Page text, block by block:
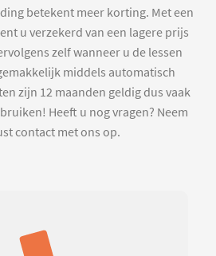
betekent meer korting. Met een
u verzekerd van een lagere prijs
zelf wanneer u de lessen
middels automatisch
zijn 12 maanden geldig dus vaak
Heeft u nog vragen? Neem
contact met ons op.